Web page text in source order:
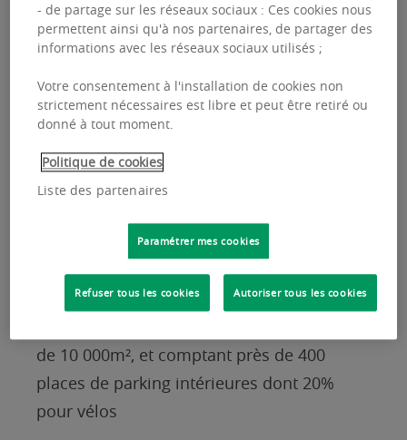
Les équipes de Property Management de
BNP Paribas Real Estate ont été mandatée
gestion immobilière d’un nouvel immeuble
de bureaux, baptisé MC², situé dans le parc
d’affaires de Louvain-La-Neuve, non loin du
Centre d'Entreprise et d'Innovation.
Ce bâtiment neuf consiste en quatre étages
de 10 000m², et comptant près de 400
places de parking intérieures dont 20%
pour vélos
- de partage sur les réseaux sociaux : Ces cookies nous
permettent ainsi qu'à nos partenaires, de partager des
informations avec les réseaux sociaux utilisés ;
Votre consentement à l'installation de cookies non
strictement nécessaires est libre et peut être retiré ou
donné à tout moment.
Politique de cookies
Liste des partenaires
Paramétrer mes cookies
Refuser tous les cookies Autoriser tous les cookies